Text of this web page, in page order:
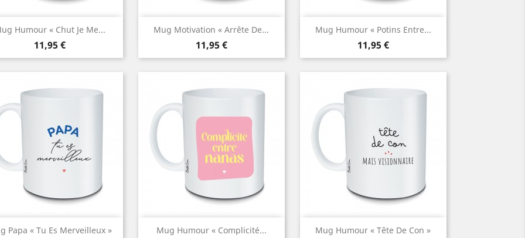
Humour « Chut Je Me...
Prix
11,95 €
Aperçu rapide Mug Motivation « Arrête De...
Prix
11,95 €
Aperçu rapide Mug Humour « Potins Entre...
Prix
11,95 €
Aperçu rapide
Papa « Tu Es Merveilleux »
Aperçu rapide Mug Humour « Complicité...
Aperçu rapide Mug Humour « Tête De Con »
Aperçu rapide